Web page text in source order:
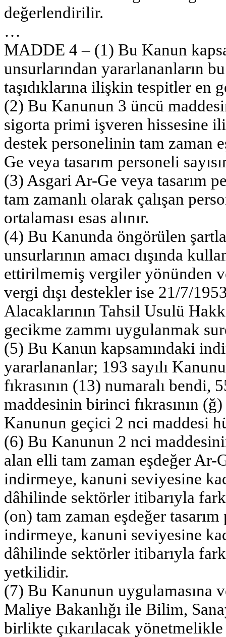
değerlendirilir.
…
MADDE 4 – (1) Bu Kanun
unsurlarından yararlananların
taşıdıklarına ilişkin tespitler en
(2) Bu Kanunun 3 üncü
sigorta primi işveren hissesine
destek personelinin tam zaman
Ge veya tasarım personeli
(3) Asgari Ar-Ge veya tasarım
tam zamanlı olarak çalışan
ortalaması esas alınır.
(4) Bu Kanunda öngörülen
unsurlarının amacı dışında
ettirilmemiş vergiler yönünden
vergi dışı destekler ise 21/7/
Alacaklarının Tahsil Usulü
gecikme zammı uygulanmak
(5) Bu Kanun kapsamındaki
yararlananlar; 193 sayılı
fıkrasının (13) numaralı bendi,
maddesinin birinci fıkrasının
Kanunun geçici 2 nci maddesi
(6) Bu Kanunun 2 nci
alan elli tam zaman eşdeğer Ar-
indirmeye, kanuni seviyesine
dâhilinde sektörler itibarıyla
(on) tam zaman eşdeğer tasarım
indirmeye, kanuni seviyesine
dâhilinde sektörler itibarıyla
yetkilidir.
(7) Bu Kanunun uygulamasına
Maliye Bakanlığı ile Bilim,
birlikte çıkarılacak